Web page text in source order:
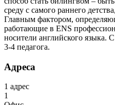
среду с самого раннего
Главным фактором,
работающие в ENS
носители английского языка.
3-4 педагога.
Адреса
1 адрес
1